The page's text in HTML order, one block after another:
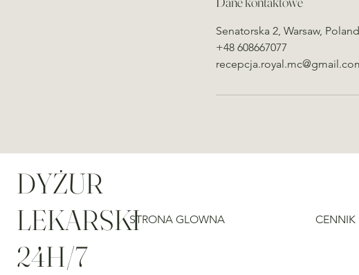
DYŻUR
LEKARSKI
24H/7
STRONA GLOWNA CENNIK
Senatorska 2, Warsaw, Poland
+48 608667077